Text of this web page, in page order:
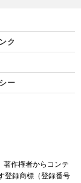
ク
ー
著作権者からコンテ
登録商標（登録番号